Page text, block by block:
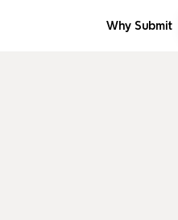
Why Submit